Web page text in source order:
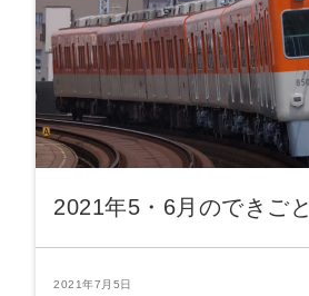
2021年5・6月のできごと
2021年7月5日